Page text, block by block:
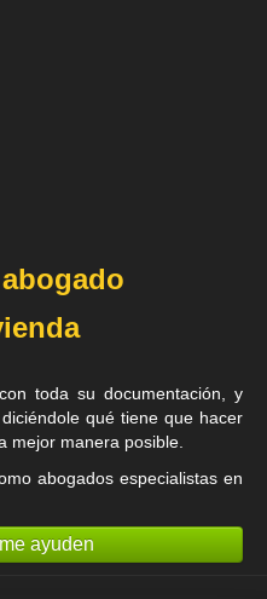
toda su documentación, y
qué tiene que hacer
mejor manera posible.
abogados especialistas en
ayuden